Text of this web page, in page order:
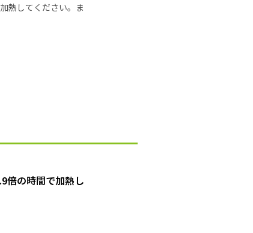
熱してください。ま
倍の時間で加熱し